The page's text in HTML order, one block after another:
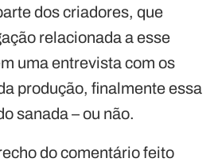
dos criadores, que
relacionada a esse
uma entrevista com os
produção, finalmente essa
sanada – ou não.
do comentário feito